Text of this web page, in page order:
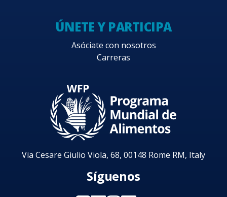
ÚNETE Y PARTICIPA
Asóciate con nosotros
Carreras
Via Cesare Giulio Viola, 68, 00148 Rome RM, Italy
Síguenos